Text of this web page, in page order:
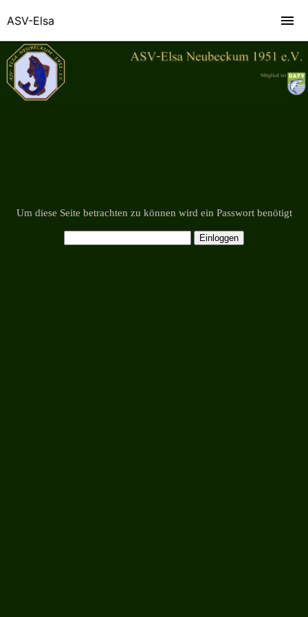
Um diese Seite betrachten zu können wird ein Passwort benötigt
ASV-Elsa